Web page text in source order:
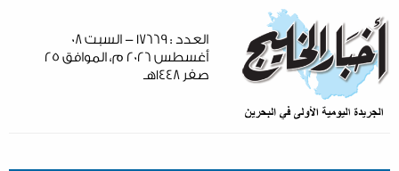
العدد : ١٧٦٦٩ - السبت ٠٨
أغسطس ٢٠٢٦ م، الموافق ٢٥
صفر ١٤٤٨هـ